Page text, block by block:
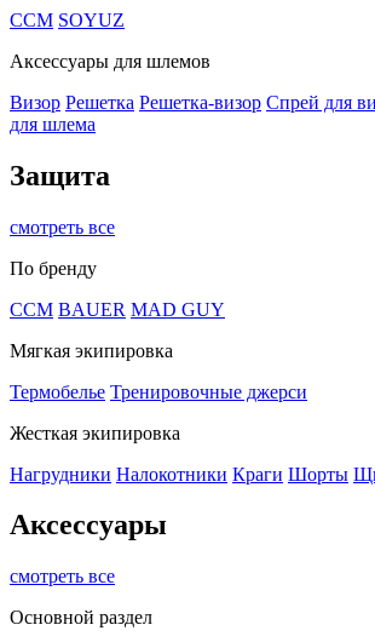
CCM SOYUZ
Аксессуары для шлемов
Визор Решетка Решетка-визор Спрей для
для шлема
Защита
смотреть все
По бренду
CCM BAUER MAD GUY
Мягкая экипировка
Термобелье Тренировочные джерси
Жесткая экипировка
Нагрудники Налокотники Краги Шорты
Аксессуары
смотреть все
Основной раздел